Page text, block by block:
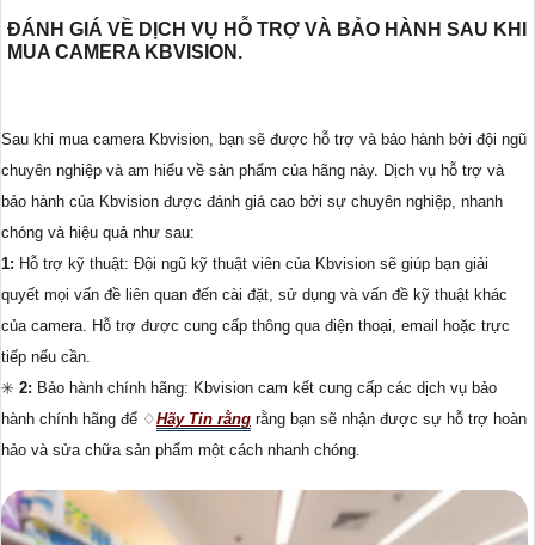
ĐÁNH GIÁ VỀ DỊCH VỤ HỖ TRỢ VÀ BẢO HÀNH SAU KHI
MUA CAMERA KBVISION.
Sau khi mua camera Kbvision, bạn sẽ được hỗ trợ và bảo hành bởi đội ngũ
chuyên nghiệp và am hiểu về sản phẩm của hãng này. Dịch vụ hỗ trợ và
bảo hành của Kbvision được đánh giá cao bởi sự chuyên nghiệp, nhanh
chóng và hiệu quả như sau:
1: Hỗ trợ kỹ thuật: Đội ngũ kỹ thuật viên của Kbvision sẽ giúp bạn giải
quyết mọi vấn đề liên quan đến cài đặt, sử dụng và vấn đề kỹ thuật khác
của camera. Hỗ trợ được cung cấp thông qua điện thoại, email hoặc trực
tiếp nếu cần.
✳️ 2: Bảo hành chính hãng: Kbvision cam kết cung cấp các dịch vụ bảo
hành chính hãng để ♢Hãy Tin rằng rằng bạn sẽ nhận được sự hỗ trợ hoàn
hảo và sửa chữa sản phẩm một cách nhanh chóng.